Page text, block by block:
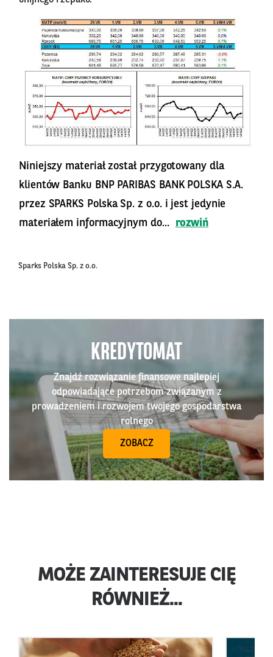
Niniejszy materiał został przygotowany dla
klientów Banku BNP PARIBAS BANK POLSKA S.A.
przez SPARKS Polska Sp. z o.o. i jest jedynie
materiałem informacyjnym do...
rozwiń
Sparks Polska Sp. z o.o.
KREDYTOMAT
Znajdź rozwiązanie finansowe najlepiej
odpowiadające potrzebom związanym z
prowadzeniem i rozwojem twojego gospodarstwa
rolnego
ZOBACZ
MOŻE ZAINTERESUJE CIĘ
RÓWNIEŻ...